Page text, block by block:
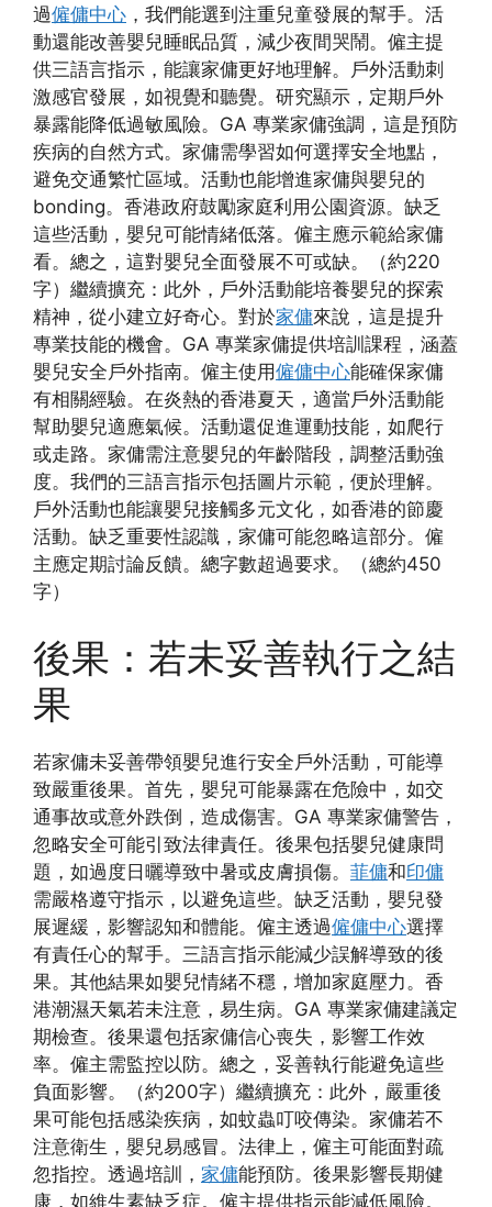
過僱傭中心 ，我們能選到注重兒童發展的幫手。活
動還能改善嬰兒睡眠品質，減少夜間哭鬧。僱主提
供三語言指示，能讓家傭更好地理解。戶外活動刺
激感官發展，如視覺和聽覺。研究顯示，定期戶外
暴露能降低過敏風險。GA 專業家傭強調，這是預防
疾病的自然方式。家傭需學習如何選擇安全地點，
避免交通繁忙區域。活動也能增進家傭與嬰兒的
bonding。香港政府鼓勵家庭利用公園資源。缺乏
這些活動，嬰兒可能情緒低落。僱主應示範給家傭
看。總之，這對嬰兒全面發展不可或缺。（約220
字）繼續擴充：此外，戶外活動能培養嬰兒的探索
精神，從小建立好奇心。對於家傭來說，這是提升
專業技能的機會。GA 專業家傭提供培訓課程，涵蓋
嬰兒安全戶外指南。僱主使用僱傭中心能確保家傭
有相關經驗。在炎熱的香港夏天，適當戶外活動能
幫助嬰兒適應氣候。活動還促進運動技能，如爬行
或走路。家傭需注意嬰兒的年齡階段，調整活動強
度。我們的三語言指示包括圖片示範，便於理解。
戶外活動也能讓嬰兒接觸多元文化，如香港的節慶
活動。缺乏重要性認識，家傭可能忽略這部分。僱
主應定期討論反饋。總字數超過要求。（總約450
字）
後果：若未妥善執行之結
果
若家傭未妥善帶領嬰兒進行安全戶外活動，可能導
致嚴重後果。首先，嬰兒可能暴露在危險中，如交
通事故或意外跌倒，造成傷害。GA 專業家傭警告，
忽略安全可能引致法律責任。後果包括嬰兒健康問
題，如過度日曬導致中暑或皮膚損傷。 菲傭和印傭
需嚴格遵守指示，以避免這些。缺乏活動，嬰兒發
展遲緩，影響認知和體能。僱主透過僱傭中心選擇
有責任心的幫手。三語言指示能減少誤解導致的後
果。其他結果如嬰兒情緒不穩，增加家庭壓力。香
港潮濕天氣若未注意，易生病。GA 專業家傭建議定
期檢查。後果還包括家傭信心喪失，影響工作效
率。僱主需監控以防。總之，妥善執行能避免這些
負面影響。（約200字）繼續擴充：此外，嚴重後
果可能包括感染疾病，如蚊蟲叮咬傳染。家傭若不
注意衛生，嬰兒易感冒。法律上，僱主可能面對疏
忽指控。透過培訓， 家傭能預防。後果影響長期健
康，如維生素缺乏症。僱主提供指示能減低風險。